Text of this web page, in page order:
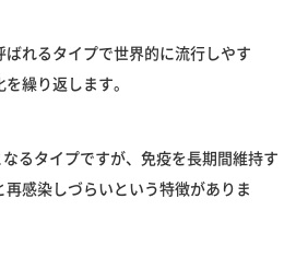
ばれるタイプで世界的に流行しやす
繰り返します。
るタイプですが、免疫を長期間維持す
感染しづらいという特徴がありま